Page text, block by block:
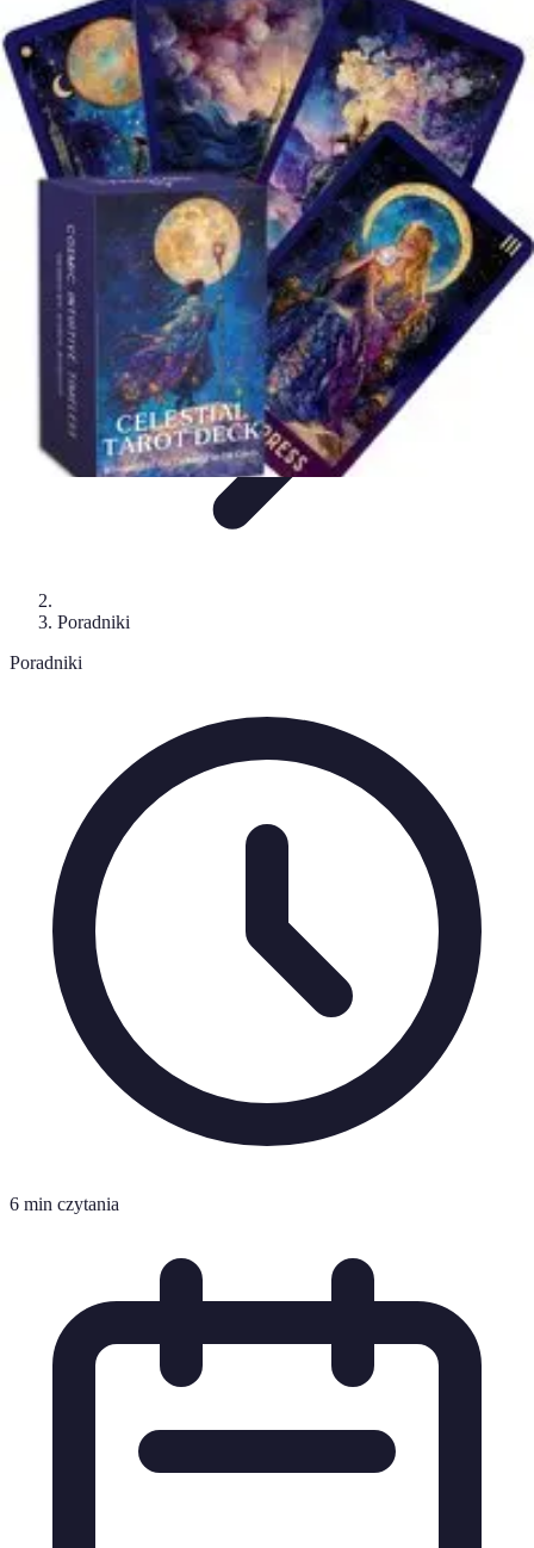
Zakupy Na Topie
Oferty Porady Zakupowe Porady zakupowe PromocjeTrendy i
nowości
Zakupy Na Topie
Poradniki
Poradniki
6 min czytania